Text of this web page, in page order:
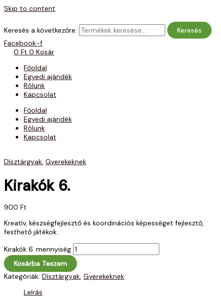
Skip to content
Keresés a következőre:
Keresés
Facebook-f
0 Ft 0 Kosár
Főoldal
Egyedi ajándék
Rólunk
Kapcsolat
Főoldal
Egyedi ajándék
Rólunk
Kapcsolat
Dísztárgyak, Gyerekeknek
Kirakók 6.
900 Ft
Kreatív, készségfejlesztő és koordinációs képességet fejlesztő,
festhető játékok.
Kirakók 6. mennyiség
Kosárba Teszem
Kategóriák: Dísztárgyak, Gyerekeknek
Leírás